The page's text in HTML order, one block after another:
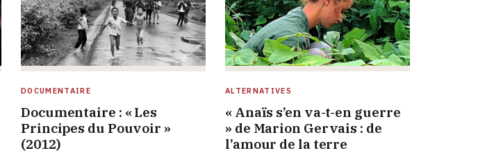
DOCUMENTAIRE
Documentaire : « Les
Principes du Pouvoir »
(2012)
ALTERNATIVES
« Anaïs s’en va-t-en guerre
» de Marion Gervais : de
l’amour de la terre